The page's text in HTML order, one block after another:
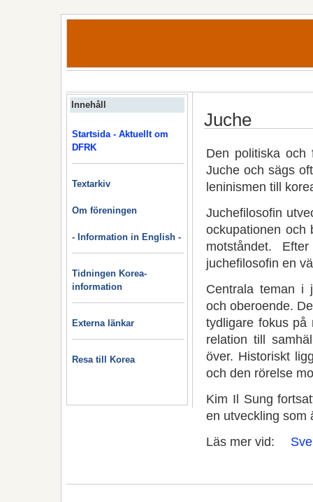
Innehåll
Startsida - Aktuellt om
DFRK
Textarkiv
Om föreningen
- Information in English -
Tidningen Korea-
information
Externa länkar
Resa till Korea
Juche
Den politiska och
Juche och sägs
leninismen till
Juchefilosofin
ockupationen och
motståndet.
juchefilosofin en
Centrala teman i
och oberoende.
tydligare fokus på
relation till
över. Historiskt
och den rörelse
Kim Il Sung
en utveckling som
Läs mer vid: